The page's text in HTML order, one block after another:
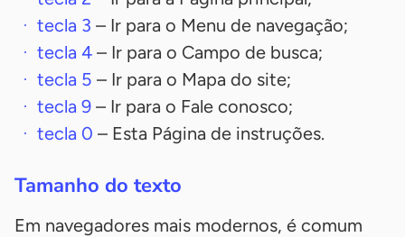
tecla 3 – Ir para o Menu de navegação;
tecla 4 – Ir para o Campo de busca;
tecla 5 – Ir para o Mapa do site;
tecla 9 – Ir para o Fale conosco;
tecla 0 – Esta Página de instruções.
Tamanho do texto
Em navegadores mais modernos, é comum